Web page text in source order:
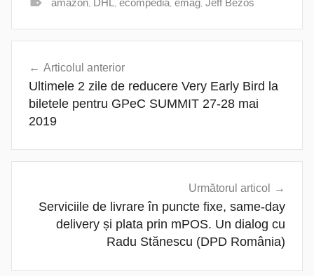
, , , ,
articole
Articolul anterior
Ultimele 2 zile de reducere Very Early Bird la
biletele pentru GPeC SUMMIT 27-28 mai
2019
Următorul articol
Serviciile de livrare în puncte fixe, same-day
delivery și plata prin mPOS. Un dialog cu
Radu Stănescu (DPD România)